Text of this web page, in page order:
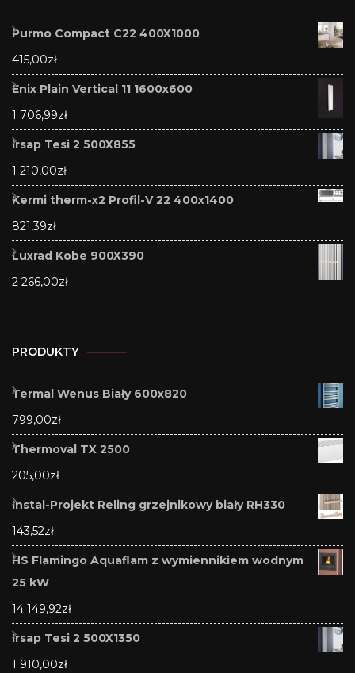
Purmo Compact C22 400X1000
415,00zł
Enix Plain Vertical 11 1600x600
1 706,99zł
Irsap Tesi 2 500X855
1 210,00zł
Kermi therm-x2 Profil-V 22 400x1400
821,39zł
Luxrad Kobe 900X390
2 266,00zł
PRODUKTY
Termal Wenus Biały 600x820
799,00zł
Thermoval TX 2500
205,00zł
Instal-Projekt Reling grzejnikowy biały RH330
143,52zł
HS Flamingo Aquaflam z wymiennikiem wodnym
25 kW
14 149,92zł
Irsap Tesi 2 500X1350
1 910,00zł